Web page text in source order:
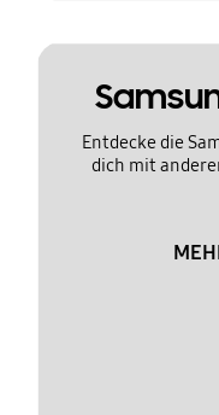
Entdecke die
dich mit